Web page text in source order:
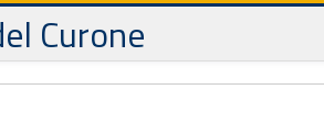
Curone